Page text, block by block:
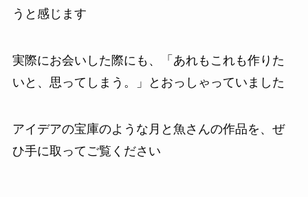
うと感じます
実際にお会いした際にも、「あれもこれも作りた
いと、思ってしまう。」とおっしゃっていました
アイデアの宝庫のような月と魚さんの作品を、ぜ
ひ手に取ってご覧ください